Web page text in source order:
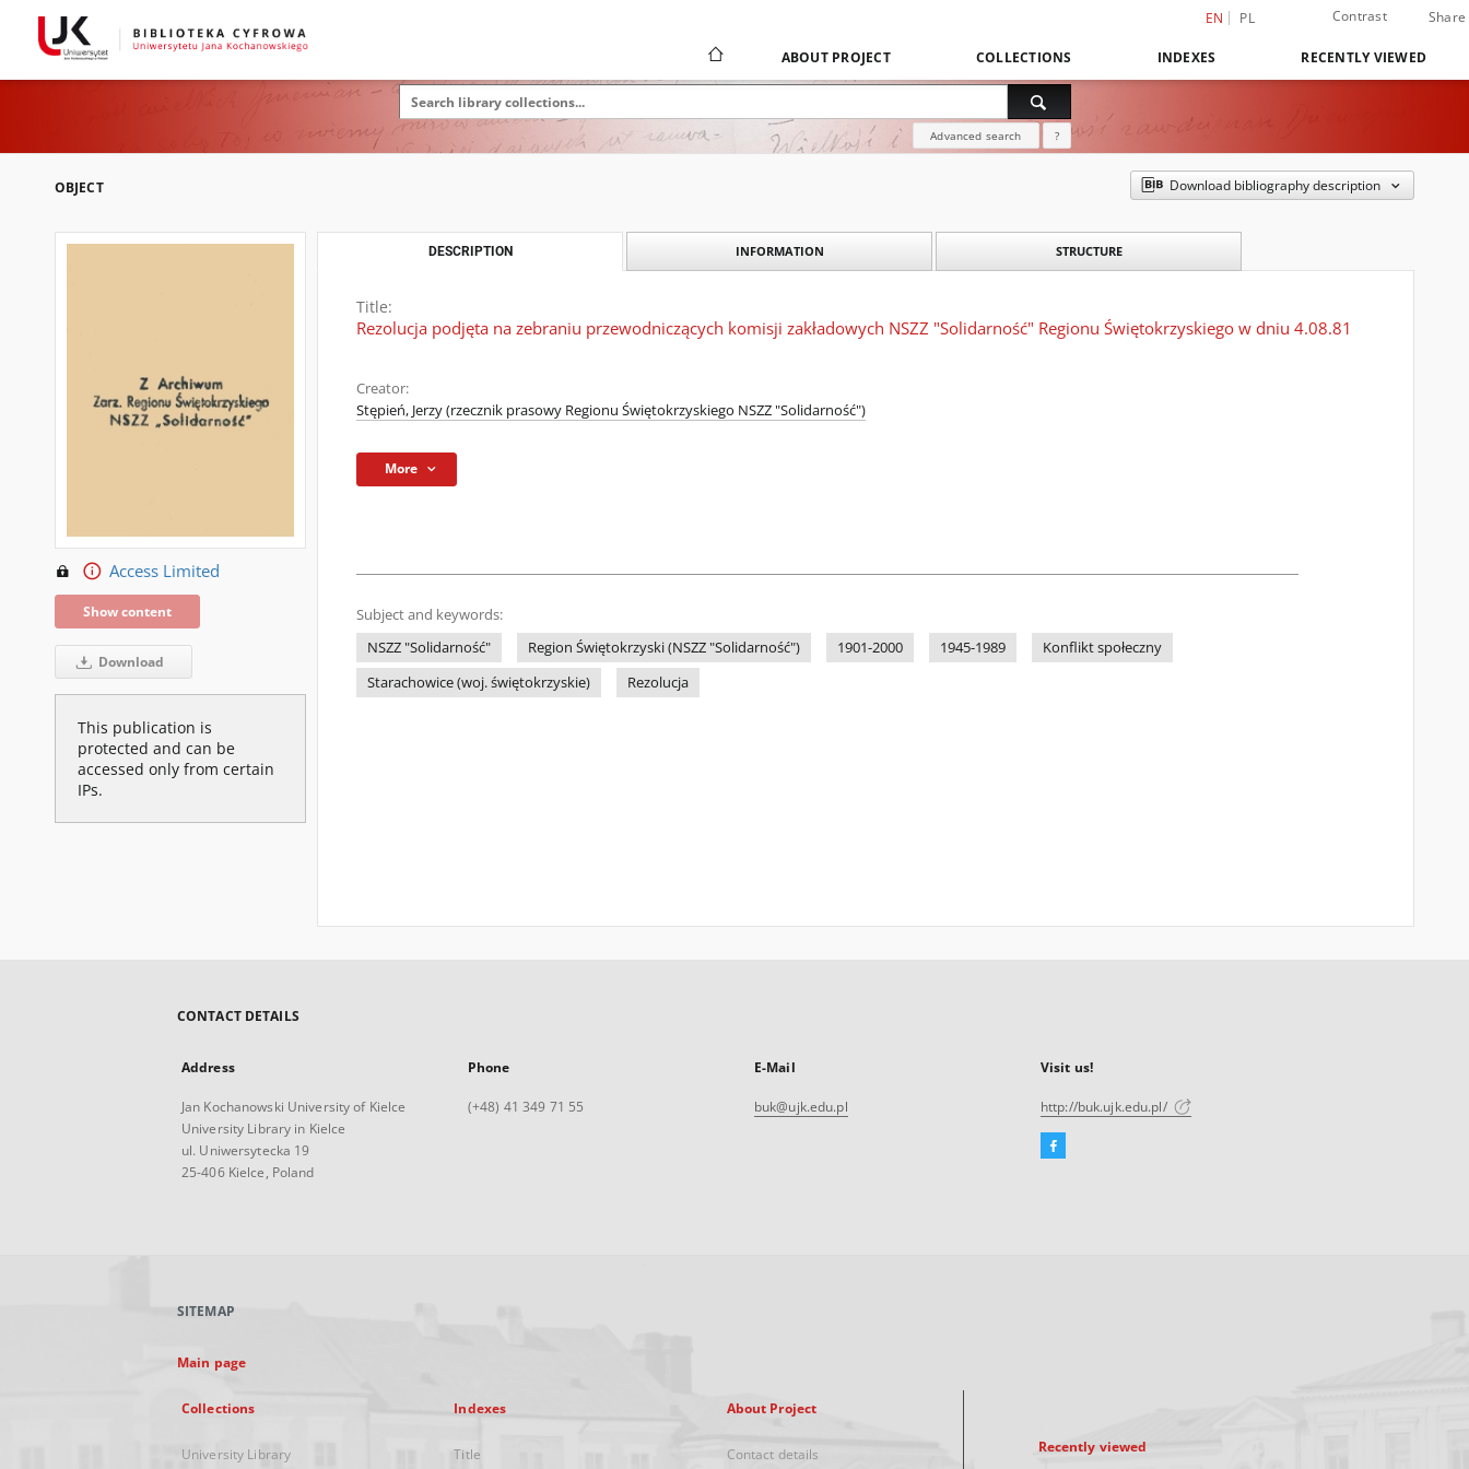
EN PL Contrast Share
ABOUT PROJECT COLLECTIONS INDEXES RECENTLY VIEWED
Advanced search ?
OBJECT Download bibliography description
Access Limited
Show content
Download
This publication is
protected and can be
accessed only from certain
IPs.
DESCRIPTION INFORMATION STRUCTURE
Title:
Rezolucja podjęta na zebraniu przewodniczących komisji zakładowych NSZZ "Solidarność" Regionu Świętokrzyskiego w dniu 4.08.81
Creator:
Stępień, Jerzy (rzecznik prasowy Regionu Świętokrzyskiego NSZZ "Solidarność")
More
Subject and keywords:
NSZZ "Solidarność"
Region Świętokrzyski (NSZZ "Solidarność") 1901-2000 1945-1989
Konflikt społeczny
Starachowice (woj. świętokrzyskie)
Rezolucja
CONTACT DETAILS
Address
Jan Kochanowski University of Kielce
University Library in Kielce
ul. Uniwersytecka 19
25-406 Kielce, Poland
Phone
(+48) 41 349 71 55
E-Mail
buk@ujk.edu.pl
Visit us!
http://buk.ujk.edu.pl/
Facebook
SITEMAP
Main page
Collections
University Library
Indexes
Title
About Project
Contact details Recently viewed